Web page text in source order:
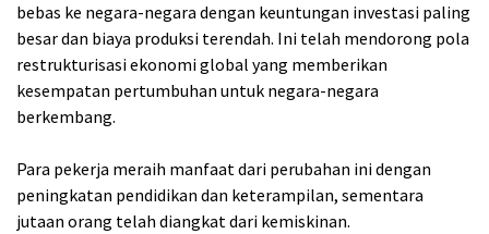
bebas ke negara-negara dengan keuntungan investasi paling
besar dan biaya produksi terendah. Ini telah mendorong pola
restrukturisasi ekonomi global yang memberikan
kesempatan pertumbuhan untuk negara-negara
berkembang.
Para pekerja meraih manfaat dari perubahan ini dengan
peningkatan pendidikan dan keterampilan, sementara
jutaan orang telah diangkat dari kemiskinan.